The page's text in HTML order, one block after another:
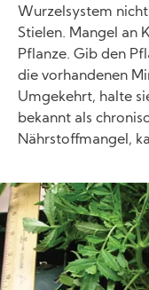
Wurzelsystem
Stielen. Mangel an
Pflanze. Gib den
die vorhandenen
Umgekehrt, halte
bekannt als
Nährstoffmangel,
Image